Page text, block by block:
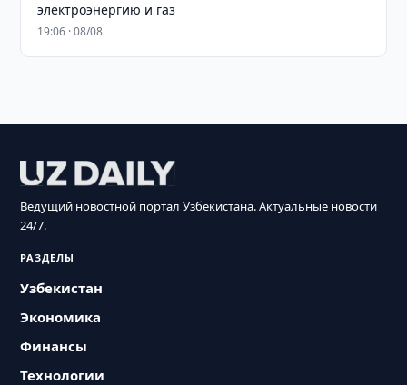
электроэнергию и газ
19:06 · 08/08
Ведущий новостной портал Узбекистана. Актуальные новости
24/7.
РАЗДЕЛЫ
Узбекистан
Экономика
Финансы
Технологии